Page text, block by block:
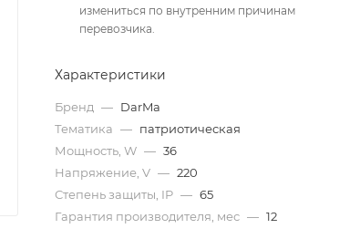
измениться по внутренним причинам
перевозчика.
Характеристики
Бренд — DarMa
Тематика — патриотическая
Мощность, W — 36
Напряжение, V — 220
Степень защиты, IP — 65
Гарантия производителя, мес — 12